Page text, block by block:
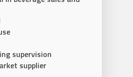
supervision
supplier